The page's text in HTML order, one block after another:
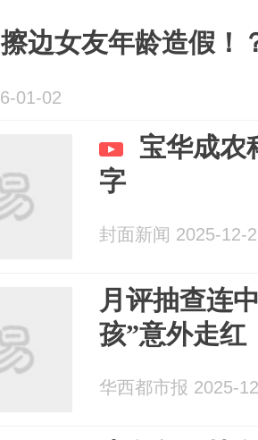
边女友年龄造假！
01-02
宝华成农
字
封面新闻 2025-12-
月评抽查连
孩”意外走红
华西都市报 2025-